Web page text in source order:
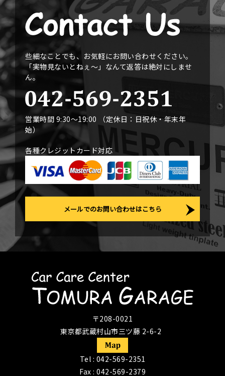
些細なことでも、お気軽にお問い合わせください。
「実物見ないとねぇ〜」なんて返答は絶対にしませ
ん。
営業時間 9:30〜19:00 （定休日：日祝休・年末年
始）
各種クレジットカード対応
メールでのお問い合わせはこちら
〒208-0021
東京都武蔵村山市三ツ藤 2-6-2
Tel : 042-569-2351
Fax : 042-569-2379